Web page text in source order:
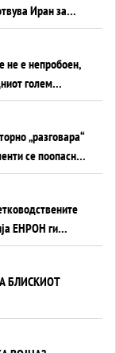
Иран за
не е непробоен,
голем
„разговара“
се поопасни
ЕНРОН ги
за ВИ
БЛИСКИОТ